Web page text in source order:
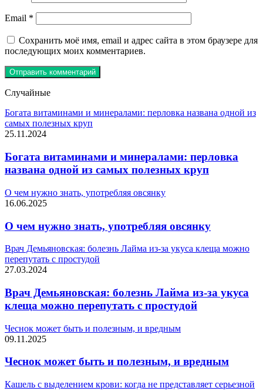
Email *
Сохранить моё имя, email и адрес сайта в этом браузере для
последующих моих комментариев.
Случайные
Богата витаминами и минералами: перловка названа одной из
самых полезных круп
25.11.2024
Богата витаминами и минералами: перловка
названа одной из самых полезных круп
О чем нужно знать, употребляя овсянку
16.06.2025
О чем нужно знать, употребляя овсянку
Врач Демьяновская: болезнь Лайма из-за укуса клеща можно
перепутать с простудой
27.03.2024
Врач Демьяновская: болезнь Лайма из-за укуса
клеща можно перепутать с простудой
Чеснок может быть и полезным, и вредным
09.11.2025
Чеснок может быть и полезным, и вредным
Кашель с выделением крови: когда не представляет серьезной